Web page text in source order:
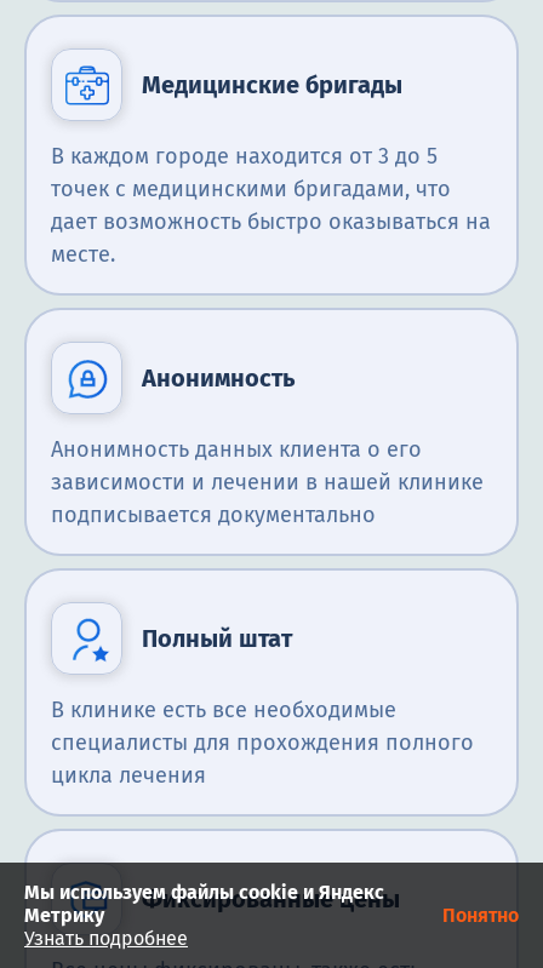
Медицинские бригады
В каждом городе находится от 3 до 5
точек с медицинскими бригадами, что
дает возможность быстро оказываться на
месте.
Анонимность
Анонимность данных клиента о его
зависимости и лечении в нашей клинике
подписывается документально
Полный штат
В клинике есть все необходимые
специалисты для прохождения полного
цикла лечения
Фиксированные цены
Мы используем файлы cookie и Яндекс
Метрику
Узнать подробнее
Понятно